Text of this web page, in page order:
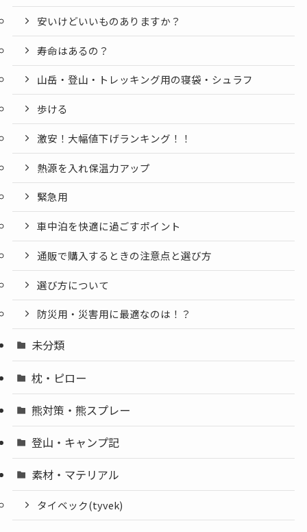
安いけどいいものありますか？
寿命はあるの？
山岳・登山・トレッキング用の寝袋・シュラフ
歩ける
激安！大幅値下げランキング！！
熱源を入れ保温力アップ
緊急用
車中泊を快適に過ごすポイント
通販で購入するときの注意点と選び方
選び方について
防災用・災害用に最適なのは！？
未分類
枕・ピロー
熊対策・熊スプレー
登山・キャンプ記
素材・マテリアル
タイベック(tyvek)